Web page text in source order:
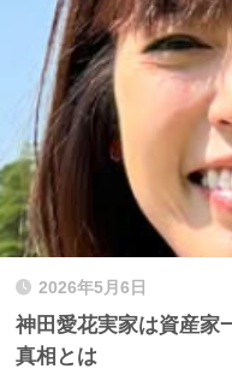
2026年5月6日
神田愛花実家は資産家
真相とは